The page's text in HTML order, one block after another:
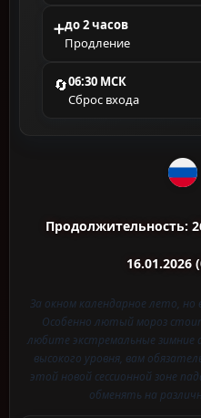
➕до 2 часов
Продление
🔄06:30 МСК
Сброс входа
Продолжительность:
16.01.2026
За окном календарное лето, но
Особенно лютый мороз
любите экстремальные
высокого уровня, вам
этой новой сессионной зоне
обменять на